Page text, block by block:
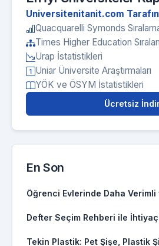
Universitenitanit.com
Quacquarelli Symonds
Times Higher Education
Urap İstatistikleri
Uniar Üniversite Araştırmaları
YÖK ve ÖSYM İstatistikleri
Ücretsiz
En Son
Öğrenci Evlerinde Daha Verimli
Defter Seçim Rehberi ile
Tekin Plastik: Pet Şişe, Plastik